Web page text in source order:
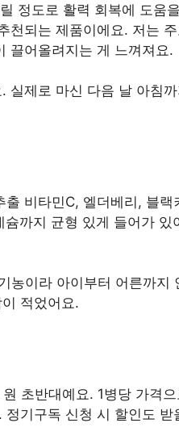
정도로 활력 회복에 도움
되는 제품이에요. 저는
끌어올려지는 게 느껴져요.
제로 마신 다음 날 아침
비타민C, 엘더베리, 블랙
까지 균형 있게 들어가 있
농이라 아이부터 어른까지
적었어요.
초반대예요. 1병당 가격
기구독 신청 시 할인도 받